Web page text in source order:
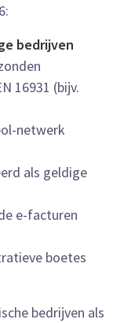
bedrijven
16931 (bijv.
netwerk
als geldige
e-facturen
boetes
bedrijven als